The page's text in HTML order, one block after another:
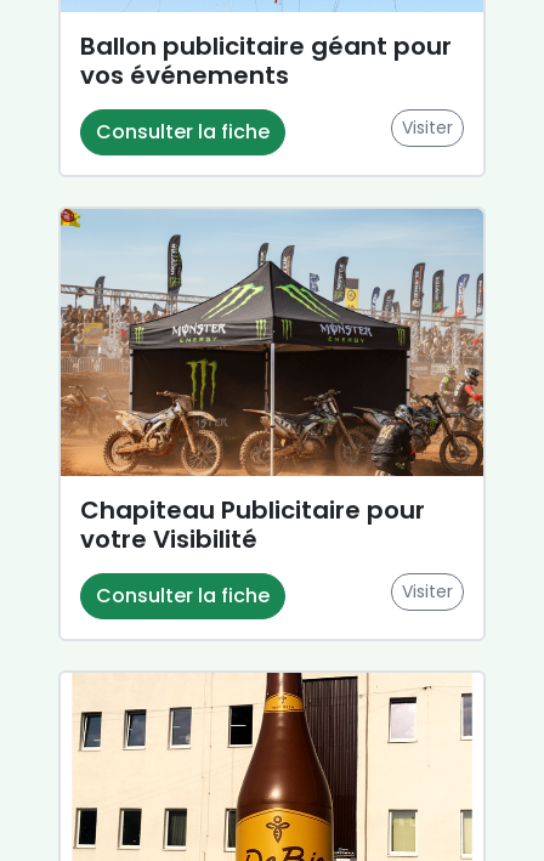
Ballon publicitaire géant pour
vos événements
Consulter la fiche Visiter
Chapiteau Publicitaire pour
votre Visibilité
Consulter la fiche Visiter